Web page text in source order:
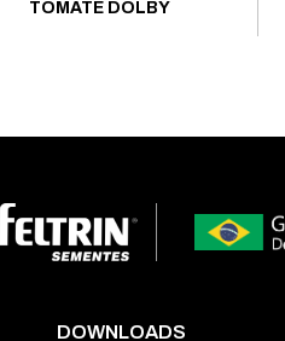
TOMATE DOLBY
DOWNLOADS